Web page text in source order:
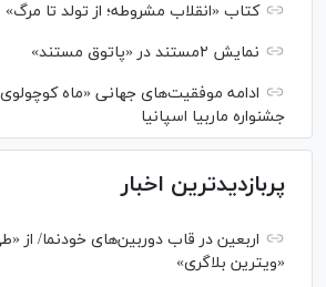
کتاب «انقلاب مشروطه؛ از تولد تا
نمایش ۲مستند در «پاتوق مستند»
ادامه موفقیت‌های جهانی «ماه
جشنواره ماربیا اسپانیا
پربازدیدترین اخبار
اربعین در قاب دوربین‌های خودنما/ از
«ویترین بلاگری»